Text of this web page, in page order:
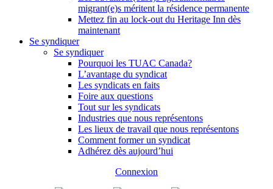
migrant(e)s méritent la résidence permanente
Mettez fin au lock-out du Heritage Inn dès
maintenant
Se syndiquer
Se syndiquer
Pourquoi les TUAC Canada?
L’avantage du syndicat
Les syndicats en faits
Foire aux questions
Tout sur les syndicats
Industries que nous représentons
Les lieux de travail que nous représentons
Comment former un syndicat
Adhérez dès aujourd’hui
Connexion